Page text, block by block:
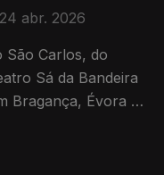
24 abr. 2026
São Carlos, do
Sá da Bandeira
Bragança, Évora e